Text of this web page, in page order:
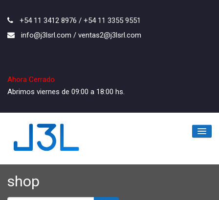
+54 11 3412 8976 / +54 11 3355 9551
info@j3lsrl.com / ventas2@j3lsrl.com
Ahora Cerrado
Abrimos viernes de 09:00 a 18:00 hs.
Inicio
La Empresa
shop